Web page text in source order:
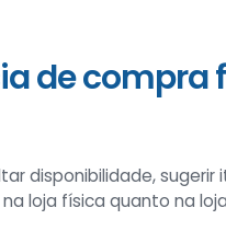
de compra
disponibilidade, sugerir
loja física quanto na